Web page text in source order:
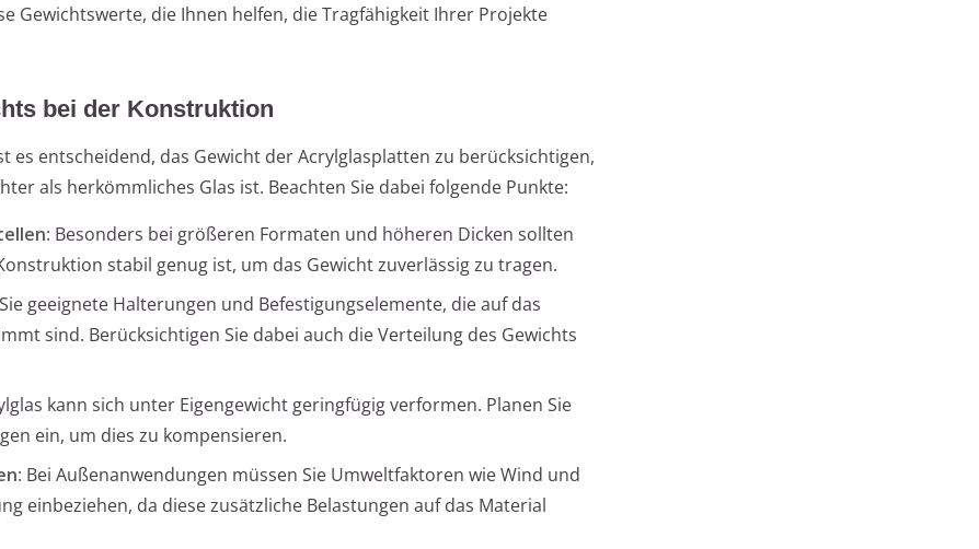
Gewichtswerte, die Ihnen helfen, die Tragfähigkeit Ihrer Projekte
bei der Konstruktion
es entscheidend, das Gewicht der Acrylglasplatten zu berücksichtigen,
als herkömmliches Glas ist. Beachten Sie dabei folgende Punkte:
: Besonders bei größeren Formaten und höheren Dicken sollten
stabil genug ist, um das Gewicht zuverlässig zu tragen.
geeignete Halterungen und Befestigungselemente, die auf das
sind. Berücksichtigen Sie dabei auch die Verteilung des Gewichts
kann sich unter Eigengewicht geringfügig verformen. Planen Sie
ein, um dies zu kompensieren.
: Bei Außenanwendungen müssen Sie Umweltfaktoren wie Wind und
einbeziehen, da diese zusätzliche Belastungen auf das Material